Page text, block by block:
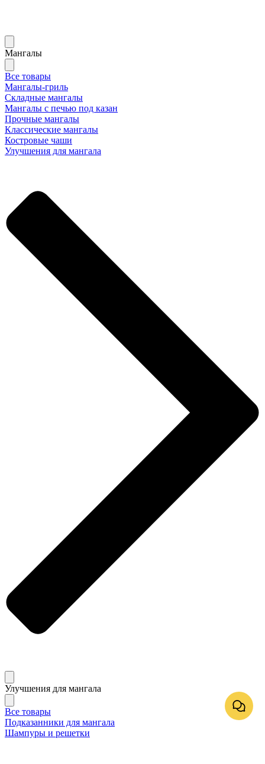
Мангалы
Все товары
Мангалы-гриль
Складные мангалы
Мангалы с печью под казан
Прочные мангалы
Классические мангалы
Костровые чаши
Улучшения для мангала
Улучшения для мангала
Все товары
Подказанники для мангала
Шампуры и решетки